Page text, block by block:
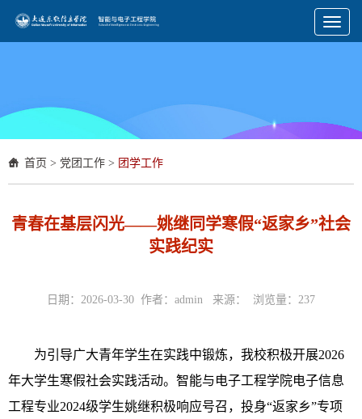
Toggle
首页 > 党团工作 > 团学工作
青春在基层闪光——姚继同学寒假“返家乡”社会
实践纪实
日期：2026-03-30 作者：admin 来源： 浏览量： 237
为引导广大青年学生在实践中锻炼，我校积极开展2026
年大学生寒假社会实践活动。智能与电子工程学院电子信息
工程专业2024级学生姚继积极响应号召，投身“返家乡”专项